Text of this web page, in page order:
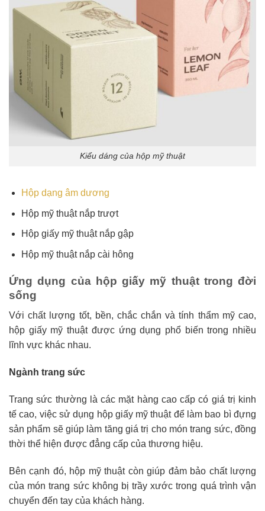
Kiểu dáng của hộp mỹ thuật
Hộp dạng âm dương
Hộp mỹ thuật nắp trượt
Hộp giấy mỹ thuật nắp gập
Hộp mỹ thuật nắp cài hông
Ứng dụng của hộp giấy mỹ thuật trong đời
sống
Với chất lượng tốt, bền, chắc chắn và tính thẩm mỹ cao,
hộp giấy mỹ thuật được ứng dụng phổ biến trong nhiều
lĩnh vực khác nhau.
Ngành trang sức
Trang sức thường là các mặt hàng cao cấp có giá trị kinh
tế cao, việc sử dụng hộp giấy mỹ thuật để làm bao bì đựng
sản phẩm sẽ giúp làm tăng giá trị cho món trang sức, đồng
thời thể hiện được đẳng cấp của thương hiệu.
Bên cạnh đó, hộp mỹ thuật còn giúp đảm bảo chất lượng
của món trang sức không bị trầy xước trong quá trình vận
chuyển đến tay của khách hàng.